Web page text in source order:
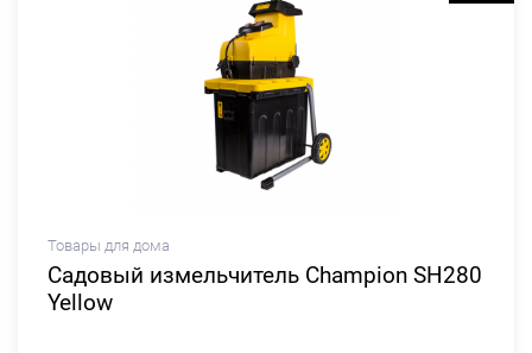
Товары для дома
Садовый измельчитель Champion SH280
Yellow